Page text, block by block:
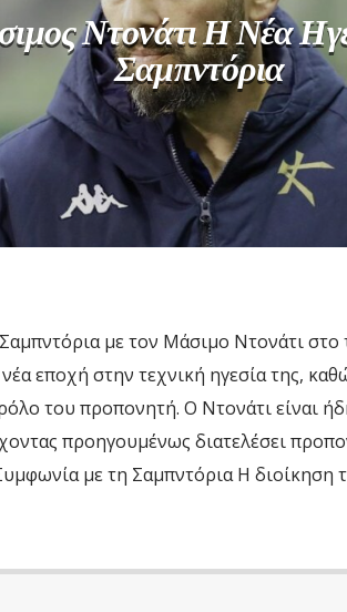
Ντονάτι Η Νέα
Σαμπντόρια
με τον Μάσιμο Ντονάτι στο
νέα εποχή στην τεχνική ηγεσία της,
του προπονητή. Ο Ντονάτι είναι
προηγουμένως διατελέσει
με τη Σαμπντόρια Η διοίκηση